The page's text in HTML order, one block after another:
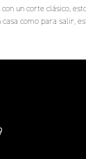
un corte
como para salir,